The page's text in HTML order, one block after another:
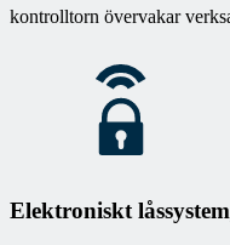
kontrolltorn övervakar
Elektroniskt